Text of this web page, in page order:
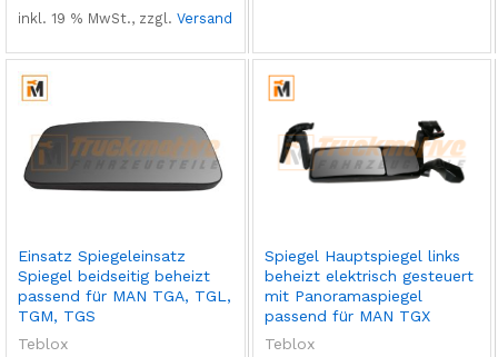
inkl. 19 % MwSt., zzgl. Versand
Einsatz Spiegeleinsatz
Spiegel beidseitig beheizt
passend für MAN TGA, TGL,
TGM, TGS
Teblox
Spiegel Hauptspiegel links
beheizt elektrisch gesteuert
mit Panoramaspiegel
passend für MAN TGX
Teblox